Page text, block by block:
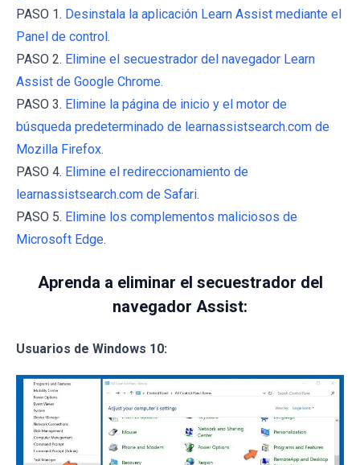
PASO 1. Desinstala la aplicación Learn Assist mediante el
Panel de control.
PASO 2. Elimine el secuestrador del navegador Learn
Assist de Google Chrome.
PASO 3. Elimine la página de inicio y el motor de
búsqueda predeterminado de learnassistsearch.com de
Mozilla Firefox.
PASO 4. Elimine el redireccionamiento de
learnassistsearch.com de Safari.
PASO 5. Elimine los complementos maliciosos de
Microsoft Edge.
Aprenda a eliminar el secuestrador del
navegador Assist:
Usuarios de Windows 10: